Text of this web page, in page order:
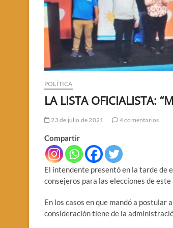
POLÍTICA
LA LISTA OFICIALISTA:
23 de julio de 2021 4 comentarios
Compartir
El intendente presentó en la tarde de
consejeros para las elecciones de este
En los casos en que mandó a postular
consideración tiene de la